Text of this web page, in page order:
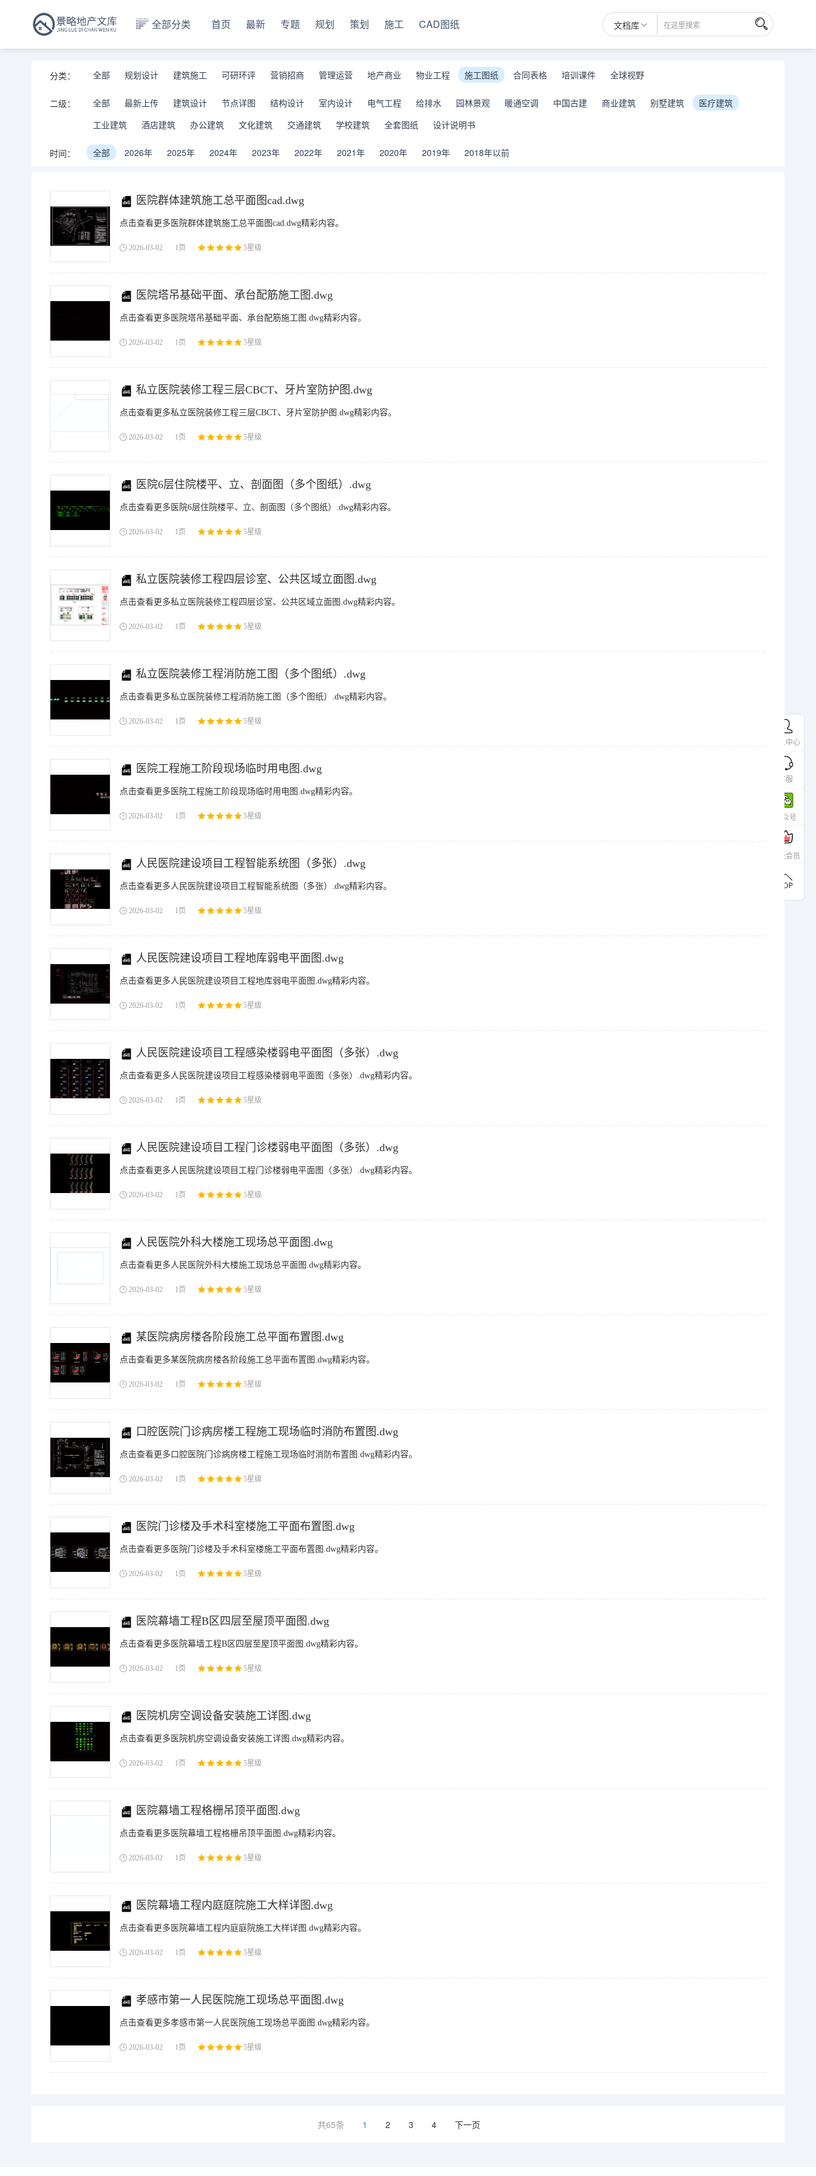
全部分类 首页 最新 专题 规划 策划 施工 CAD图纸 文档库
个人中心
客服
公众号
升级会员
分类： 全部 规划设计 建筑施工 可研环评 营销招商 管理运营 地产商业 物业工程 施工图纸 合同表格 培训课件 全球视野
二级： 全部 最新上传 建筑设计 节点详图 结构设计 室内设计 电气工程 给排水 园林景观 暖通空调 中国古建 商业建筑 别墅建筑
医疗建筑
工业建筑
酒店建筑 办公建筑 文化建筑 交通建筑 学校建筑 全套图纸 设计说明书
时间： 全部 2026年 2025年 2024年 2023年 2022年 2021年 2020年 2019年 2018年以前
医院群体建筑施工总平面图cad.dwg
点击查看更多医院群体建筑施工总平面图cad.dwg精彩内容。
2026-03-02 1页 5星级
医院塔吊基础平面、承台配筋施工图.dwg
点击查看更多医院塔吊基础平面、承台配筋施工图.dwg精彩内容。
2026-03-02 1页 5星级
私立医院装修工程三层CBCT、牙片室防护图.dwg
点击查看更多私立医院装修工程三层CBCT、牙片室防护图.dwg精彩内容。
2026-03-02 1页 5星级
医院6层住院楼平、立、剖面图（多个图纸）.dwg
点击查看更多医院6层住院楼平、立、剖面图（多个图纸）.dwg精彩内容。
2026-03-02 1页 5星级
私立医院装修工程四层诊室、公共区域立面图.dwg
点击查看更多私立医院装修工程四层诊室、公共区域立面图.dwg精彩内容。
2026-03-02 1页 5星级
私立医院装修工程消防施工图（多个图纸）.dwg
点击查看更多私立医院装修工程消防施工图（多个图纸）.dwg精彩内容。
2026-03-02 1页 5星级
医院工程施工阶段现场临时用电图.dwg
点击查看更多医院工程施工阶段现场临时用电图.dwg精彩内容。
2026-03-02 1页 5星级
人民医院建设项目工程智能系统图（多张）.dwg
点击查看更多人民医院建设项目工程智能系统图（多张）.dwg精彩内容。
2026-03-02 1页 5星级
人民医院建设项目工程地库弱电平面图.dwg
点击查看更多人民医院建设项目工程地库弱电平面图.dwg精彩内容。
2026-03-02 1页 5星级
人民医院建设项目工程感染楼弱电平面图（多张）.dwg
点击查看更多人民医院建设项目工程感染楼弱电平面图（多张）.dwg精彩内容。
2026-03-02 1页 5星级
人民医院建设项目工程门诊楼弱电平面图（多张）.dwg
点击查看更多人民医院建设项目工程门诊楼弱电平面图（多张）.dwg精彩内容。
2026-03-02 1页 5星级
人民医院外科大楼施工现场总平面图.dwg
点击查看更多人民医院外科大楼施工现场总平面图.dwg精彩内容。
2026-03-02 1页 5星级
某医院病房楼各阶段施工总平面布置图.dwg
点击查看更多某医院病房楼各阶段施工总平面布置图.dwg精彩内容。
2026-03-02 1页 5星级
口腔医院门诊病房楼工程施工现场临时消防布置图.dwg
点击查看更多口腔医院门诊病房楼工程施工现场临时消防布置图.dwg精彩内容。
2026-03-02 1页 5星级
医院门诊楼及手术科室楼施工平面布置图.dwg
点击查看更多医院门诊楼及手术科室楼施工平面布置图.dwg精彩内容。
2026-03-02 1页 5星级
医院幕墙工程B区四层至屋顶平面图.dwg
点击查看更多医院幕墙工程B区四层至屋顶平面图.dwg精彩内容。
2026-03-02 1页 5星级
医院机房空调设备安装施工详图.dwg
点击查看更多医院机房空调设备安装施工详图.dwg精彩内容。
2026-03-02 1页 5星级
医院幕墙工程格栅吊顶平面图.dwg
点击查看更多医院幕墙工程格栅吊顶平面图.dwg精彩内容。
2026-03-02 1页 5星级
医院幕墙工程内庭庭院施工大样详图.dwg
点击查看更多医院幕墙工程内庭庭院施工大样详图.dwg精彩内容。
2026-03-02 1页 5星级
孝感市第一人民医院施工现场总平面图.dwg
点击查看更多孝感市第一人民医院施工现场总平面图.dwg精彩内容。
2026-03-02 1页 5星级
共65条 1 2 3 4 下一页